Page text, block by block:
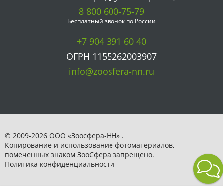
8 800 600-75-79
Бесплатный звонок по России
+7 904 391 60 40
ОГРН 1155262003907
info@zoosfera-nn.ru
© 2009-2026 ООО «Зоосфера-НН» .
Копирование и использование фотоматериалов,
помеченных знаком ЗooСфера запрещено.
Политика конфиденциальности